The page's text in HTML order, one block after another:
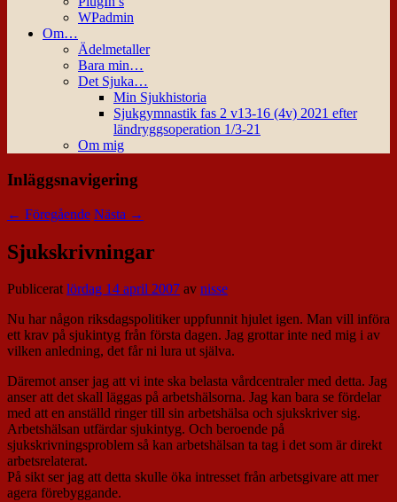
WPadmin
Om…
Ädelmetaller
Bara min…
Det Sjuka…
Min Sjukhistoria
Sjukgymnastik fas 2 v13-16 (4v) 2021 efter
ländryggsoperation 1/3-21
Om mig
Inläggsnavigering
← Föregående Nästa →
Sjukskrivningar
Publiceratlördag 14 april 2007 av nisse
Nu har någon riksdagspolitiker uppfunnit hjulet igen. Man vill införa
ett krav på sjukintyg från första dagen. Jag grottar inte ned mig i av
vilken anledning, det får ni lura ut själva.
Däremot anser jag att vi inte ska belasta vårdcentraler med detta. Jag
anser att det skall läggas på arbetshälsorna. Jag kan bara se fördelar
med att en anställd ringer till sin arbetshälsa och sjukskriver sig.
Arbetshälsan utfärdar sjukintyg. Och beroende på
sjukskrivningsproblem så kan arbetshälsan ta tag i det som är direkt
arbetsrelaterat.
På sikt ser jag att detta skulle öka intresset från arbetsgivare att mer
agera förebyggande.